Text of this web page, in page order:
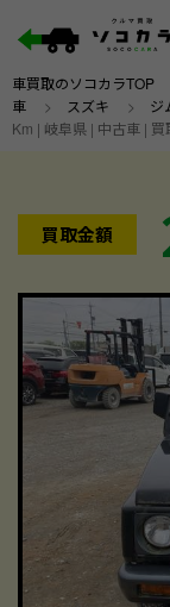
車買取のソコカラTOP
車 > スズキ > ジ
Km | 岐阜県 | 中古車 | 買
買取金額